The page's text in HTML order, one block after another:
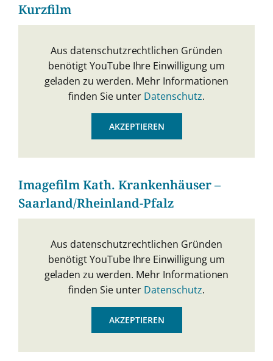
Kurzfilm
Aus datenschutzrechtlichen Gründen
benötigt YouTube Ihre Einwilligung um
geladen zu werden. Mehr Informationen
finden Sie unter Datenschutz.
AKZEPTIEREN
Imagefilm Kath. Krankenhäuser –
Saarland/Rheinland-Pfalz
Aus datenschutzrechtlichen Gründen
benötigt YouTube Ihre Einwilligung um
geladen zu werden. Mehr Informationen
finden Sie unter Datenschutz.
AKZEPTIEREN